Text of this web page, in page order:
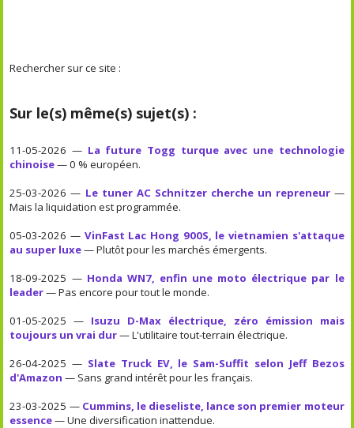
Rechercher sur ce site :
Sur le(s) même(s) sujet(s) :
11-05-2026 — La future Togg turque avec une technologie
chinoise— 0 % européen.
25-03-2026 — Le tuner AC Schnitzer cherche un repreneur—
Mais la liquidation est programmée.
05-03-2026 — VinFast Lac Hong 900S, le vietnamien s'attaque
au super luxe— Plutôt pour les marchés émergents.
18-09-2025 — Honda WN7, enfin une moto électrique par le
leader— Pas encore pour tout le monde.
01-05-2025 — Isuzu D-Max électrique, zéro émission mais
toujours un vrai dur— L'utilitaire tout-terrain électrique.
26-04-2025 — Slate Truck EV, le Sam-Suffit selon Jeff Bezos
d'Amazon — Sans grand intérêt pour les français.
23-03-2025 — Cummins, le dieseliste, lance son premier moteur
essence— Une diversification inattendue.